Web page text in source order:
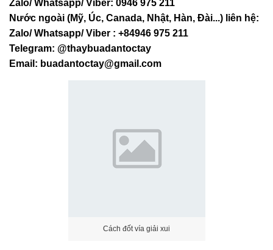
Zalo/ Whatsapp/ Viber: 0946 975 211
Nước ngoài (Mỹ, Úc, Canada, Nhật, Hàn, Đài...) liên hệ:
Zalo/ Whatsapp/ Viber : +84946 975 211
Telegram: @thaybuadantoctay
Email: buadantoctay@gmail.com
Cách đốt vía giải xui